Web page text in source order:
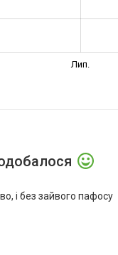
Лип.
і без зайвого пафосу